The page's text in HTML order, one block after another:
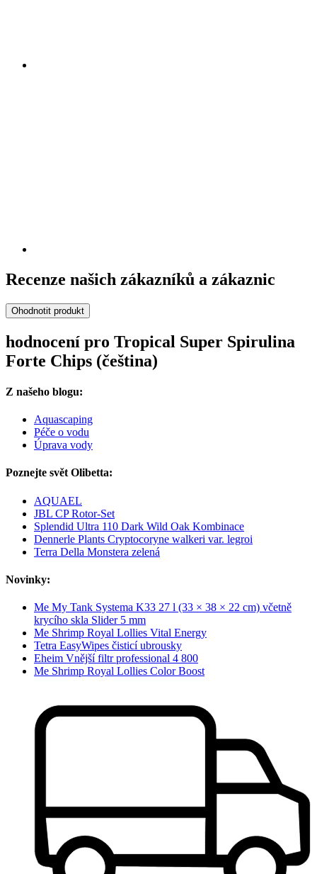
Recenze našich zákazníků a zákaznic
Ohodnotit produkt
hodnocení pro Tropical Super Spirulina
Forte Chips (čeština)
Z našeho blogu:
Aquascaping
Péče o vodu
Úprava vody
Poznejte svět Olibetta:
AQUAEL
JBL CP Rotor-Set
Splendid Ultra 110 Dark Wild Oak Kombinace
Dennerle Plants Cryptocoryne walkeri var. legroi
Terra Della Monstera zelená
Novinky:
Me My Tank Systema K33 27 l (33 × 38 × 22 cm) včetně
krycího skla Slider 5 mm
Me Shrimp Royal Lollies Vital Energy
Tetra EasyWipes čisticí ubrousky
Eheim Vnější filtr professional 4 800
Me Shrimp Royal Lollies Color Boost